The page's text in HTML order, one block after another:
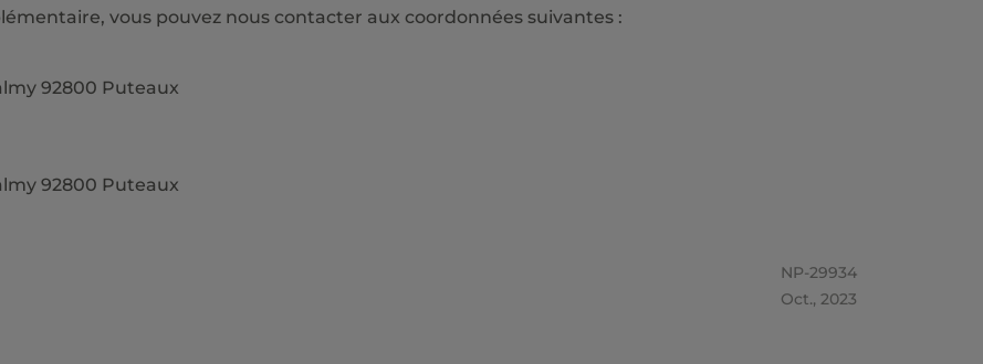
vous pouvez nous contacter aux coordonnées suivantes :
92800 Puteaux
92800 Puteaux
NP-29934
Oct., 2023